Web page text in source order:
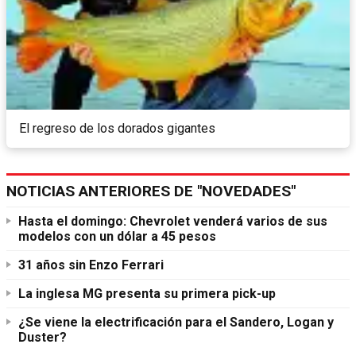
El regreso de los dorados gigantes
NOTICIAS ANTERIORES DE "NOVEDADES"
Hasta el domingo: Chevrolet venderá varios de sus
modelos con un dólar a 45 pesos
31 años sin Enzo Ferrari
La inglesa MG presenta su primera pick-up
¿Se viene la electrificación para el Sandero, Logan y
Duster?